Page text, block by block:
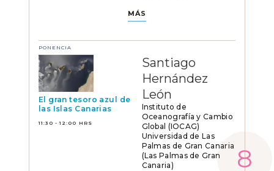
MÁS
PONENCIA
El gran tesoro azul de
las Islas Canarias
11:30 - 12:00 HRS
Santiago
Hernández
León
Instituto de
Oceanografía y Cambio
Global (IOCAG)
Universidad de Las
Palmas de Gran Canaria
(Las Palmas de Gran
Canaria)